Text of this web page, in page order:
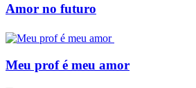
Amor no futuro
Meu prof é meu amor